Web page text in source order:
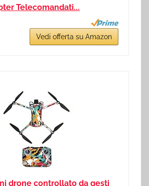
Telecomandati...
Vedi offerta su Amazon
drone controllato da gesti